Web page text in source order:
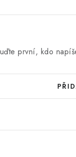
první, kdo